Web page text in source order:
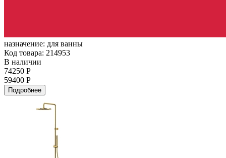
назначение: для ванны
Код товара: 214953
В наличии
74250 Р
59400 Р
Подробнее